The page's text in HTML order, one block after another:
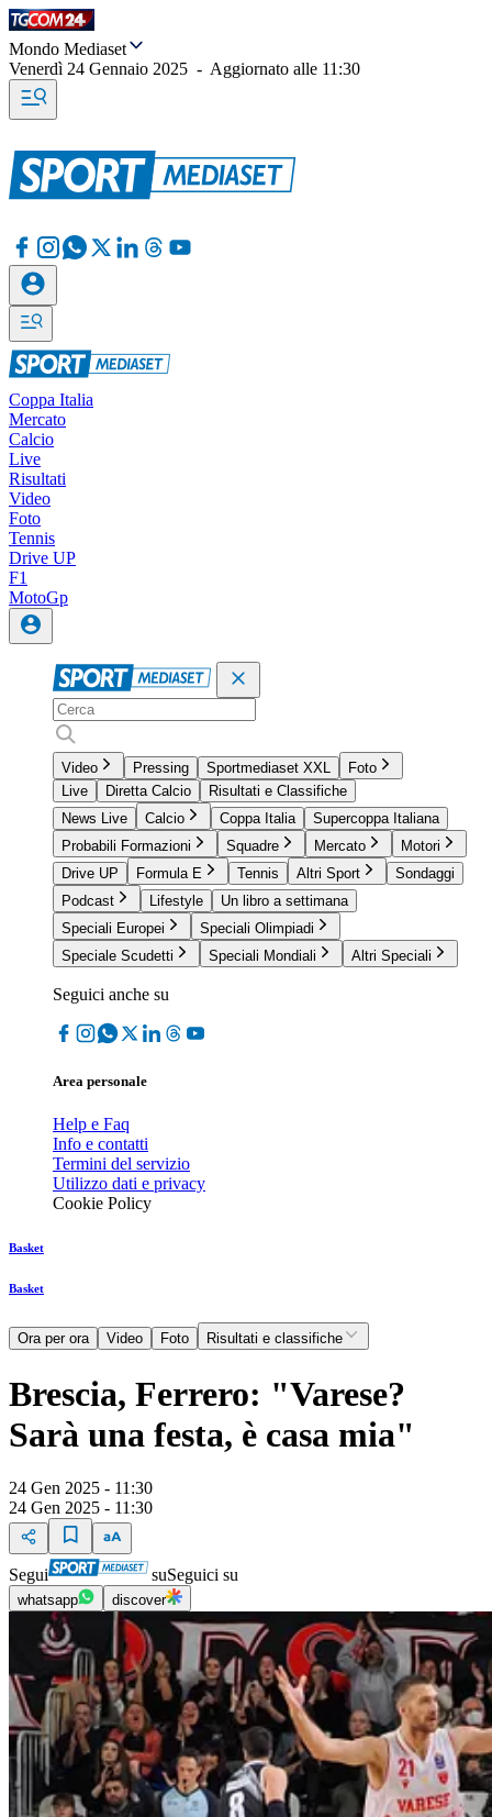
Mondo Mediaset
Venerdì 24 Gennaio 2025 - Aggiornato alle 11:30
Coppa Italia
Mercato
Calcio
Live
Risultati
Video
Foto
Tennis
Drive UP
F1
MotoGp
Video Pressing Sportmediaset XXL
Foto
Live
Diretta Calcio
Risultati e Classifiche
News Live
Calcio Coppa Italia
Supercoppa Italiana
Probabili Formazioni
Squadre Mercato
Motori
Drive UP
Formula E Tennis Altri Sport
Sondaggi
Podcast
Lifestyle
Un libro a settimana
Speciali Europei
Speciali Olimpiadi
Speciale Scudetti
Speciali Mondiali Altri Speciali
Seguici anche su
Area personale
Help e Faq
Info e contatti
Termini del servizio
Utilizzo dati e privacy
Cookie Policy
Basket
Basket
Ora per ora Video Foto Risultati e classifiche
Brescia, Ferrero: "Varese?
Sarà una festa, è casa mia"
24 Gen 2025 - 11:30
24 Gen 2025 - 11:30
Segui suSeguici su
whatsapp discover